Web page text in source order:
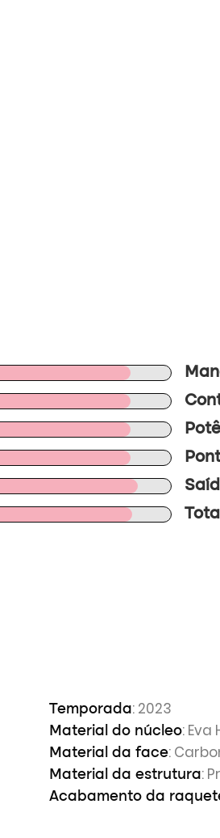
Temporada: 2023
Material do núcleo: Eva
Material da face:
Material da estrutura:
Acabamento da